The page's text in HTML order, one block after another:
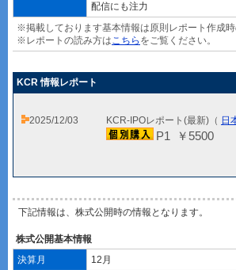
配信にも注力
※掲載しております基本情報は原則レポート作成時
※レポートの読み方はこちら をご覧ください。
KCR 情報レポート
2025/12/03 KCR-IPOレポート(最新)（ 日
P1 ￥5500
下記情報は、株式公開時の情報となります。
株式公開基本情報
決算月
12月